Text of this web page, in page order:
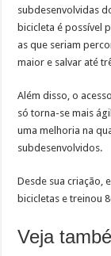
subdesenvolvidas
bicicleta é possível
as que seriam
maior e salvar até
Além disso, o
só torna-se mais
uma melhoria na
subdesenvolvidos.
Desde sua criação,
bicicletas e treinou
Veja